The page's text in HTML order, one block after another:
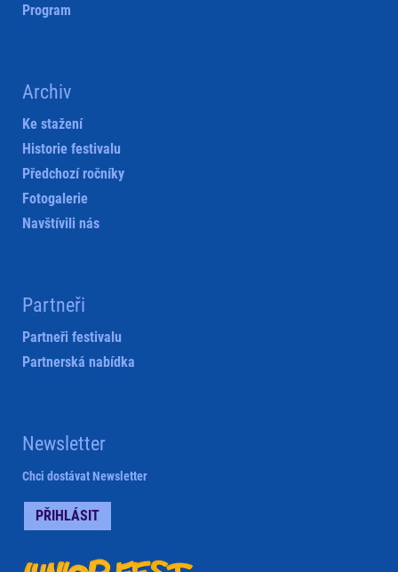
Program
Archiv
Ke stažení
Historie festivalu
Předchozí ročníky
Fotogalerie
Navštívili nás
Partneři
Partneři festivalu
Partnerská nabídka
Newsletter
Chci dostávat Newsletter
PŘIHLÁSIT